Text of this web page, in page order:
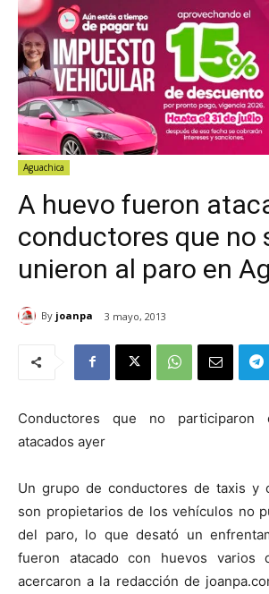
Aguachica
A huevo fueron
conductores que no
unieron al paro en
By joanpa 3 mayo, 2013
Conductores que no participaron
atacados ayer
Un grupo de conductores de taxis y
son propietarios de los vehículos no
del paro, lo que desató un
fueron atacado con huevos varios
acercaron a la redacción de